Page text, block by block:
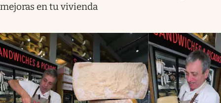
mejoras en tu vivienda